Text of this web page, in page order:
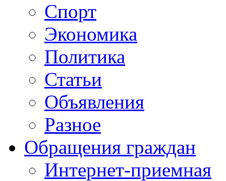
Спорт
Экономика
Политика
Статьи
Объявления
Разное
Обращения граждан
Интернет-приемная